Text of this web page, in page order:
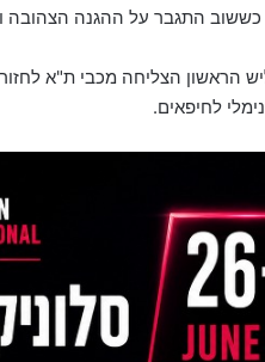
כששוב התגבר על ההגנה הצהובה
הראשון הצליחה מכבי ת"א
לחיפאים.